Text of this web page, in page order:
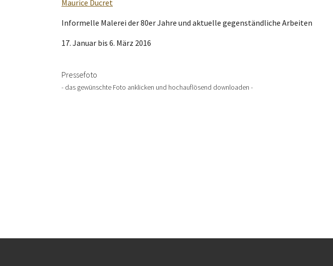
Maurice Ducret
Informelle Malerei der 80er Jahre und aktuelle gegenständliche Arbeiten
17. Januar bis 6. März 2016
Pressefoto
- das gewünschte Foto anklicken und hochauflösend downloaden -